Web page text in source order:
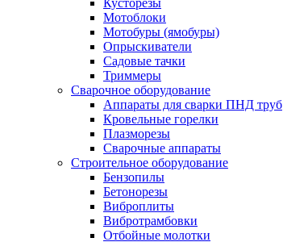
Кусторезы
Мотоблоки
Мотобуры (ямобуры)
Опрыскиватели
Садовые тачки
Триммеры
Сварочное оборудование
Аппараты для сварки ПНД труб
Кровельные горелки
Плазморезы
Сварочные аппараты
Строительное оборудование
Бензопилы
Бетонорезы
Виброплиты
Вибротрамбовки
Отбойные молотки